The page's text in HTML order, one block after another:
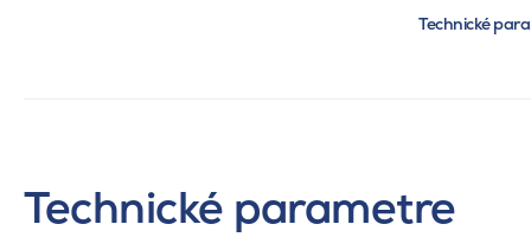
Technické
Technické parametre